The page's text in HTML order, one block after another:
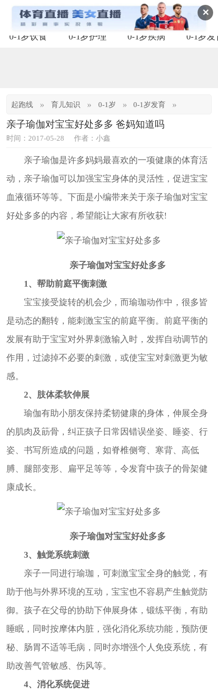
✕
0-1岁饮食 0-1岁护理 0-1岁疾病 0-1岁发
起跑线 » 育儿知识 » 0-1岁 » 0-1岁发育 »
亲子瑜伽对宝宝好处多多 爸妈知道吗
时间：2017-05-28 作者：小鑫
亲子瑜伽是许多妈妈最喜欢的一项健康的体育活
动，亲子瑜伽可以加强宝宝身体的灵活性，促进宝宝
血液循环等等。下面是小编带来关于亲子瑜伽对宝宝
好处多多的内容，希望能让大家有所收获!
亲子瑜伽对宝宝好处多多
1、帮助前庭平衡刺激
宝宝接受旋转的机会少，而瑜珈动作中，很多皆
是动态的翻转，能刺激宝宝的前庭平衡。前庭平衡的
发展有助于宝宝对外界刺激输入时，发挥自动调节的
作用，过滤掉不必要的刺激，或使宝宝对刺激更为敏
感。
2、肢体柔软伸展
瑜伽有助小朋友保持柔韧健康的身体，伸展全身
的肌肉及筯骨，纠正孩子日常因错误坐姿、睡姿、行
姿、书写所造成的问题，如脊椎侧弯、寒背、高低
膊、腿部变形、扁平足等等，令发育中孩子的骨架健
康成长。
亲子瑜伽对宝宝好处多多
3、触觉系统刺激
亲子一同进行瑜珈，可刺激宝宝全身的触觉，有
助于他与外界环境的互动，宝宝也不容易产生触觉防
御。孩子在父母的协助下伸展身体，锻练平衡，有助
睡眠，同时按摩体内脏，强化消化系统功能，预防便
秘、肠胃不适等毛病，同时亦增强个人免疫系统，有
助改善气管敏感、伤风等。
4、消化系统促进